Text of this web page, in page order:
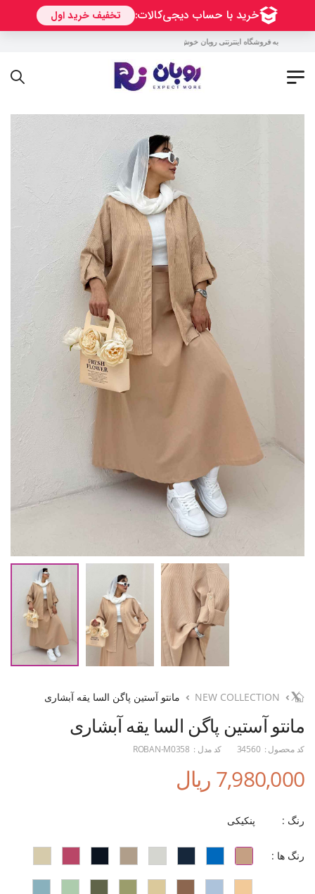
به فروشگاه اینترنتی روبان خوش آمدید !
NEW COLLECTION مانتو آستین پاگن السا یقه آبشاری
مانتو آستین پاگن السا یقه آبشاری
کد محصول : 34560 کد مدل : ROBAN-M0358
7,980,000 ریال
رنگ : پنکیکی
رنگ ها :